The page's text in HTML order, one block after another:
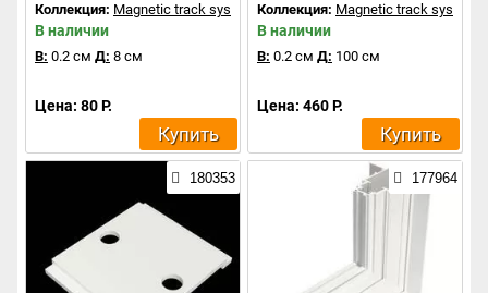
Коллекция: Magnetic track system
В наличии
В: 0.2 см Д: 8 см
Цена: 80 Р.
Купить
Коллекция: Magnetic track system
В наличии
В: 0.2 см Д: 100 см
Цена: 460 Р.
Купить
180353 177964